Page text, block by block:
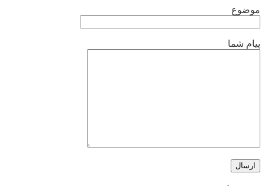
موضوع
پیام شما